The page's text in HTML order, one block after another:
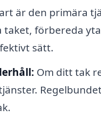
är den primära
förbereda
sätt.
Om ditt tak